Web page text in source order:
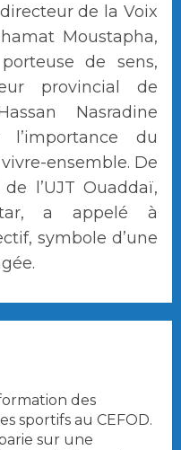
de la Voix
Moustapha,
de sens,
provincial de
Nasradine
du
ensemble. De
l’UJT Ouaddaï,
a appelé à
symbole d’une
des
sportifs au CEFOD.
sur une